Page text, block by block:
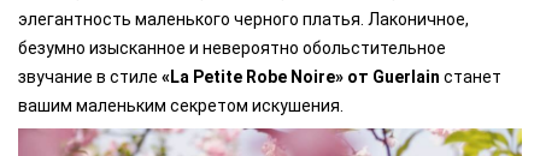
элегантность маленького черного платья. Лаконичное,
безумно изысканное и невероятно обольстительное
звучание в стиле «La Petite Robe Noire» от Guerlain станет
вашим маленьким секретом искушения.